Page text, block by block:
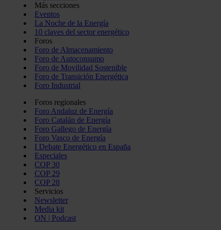
Más secciones
Eventos
La Noche de la Energía
10 claves del sector energético
Foros
Foro de Almacenamiento
Foro de Autoconsumo
Foro de Movilidad Sostenible
Foro de Transición Energética
Foro Industrial
Foros regionales
Foro Andaluz de Energía
Foro Catalán de Energía
Foro Gallego de Energía
Foro Vasco de Energía
I Debate Energético en España
Especiales
COP 30
COP 29
COP 28
Servicios
Newsletter
Media kit
ON | Podcast